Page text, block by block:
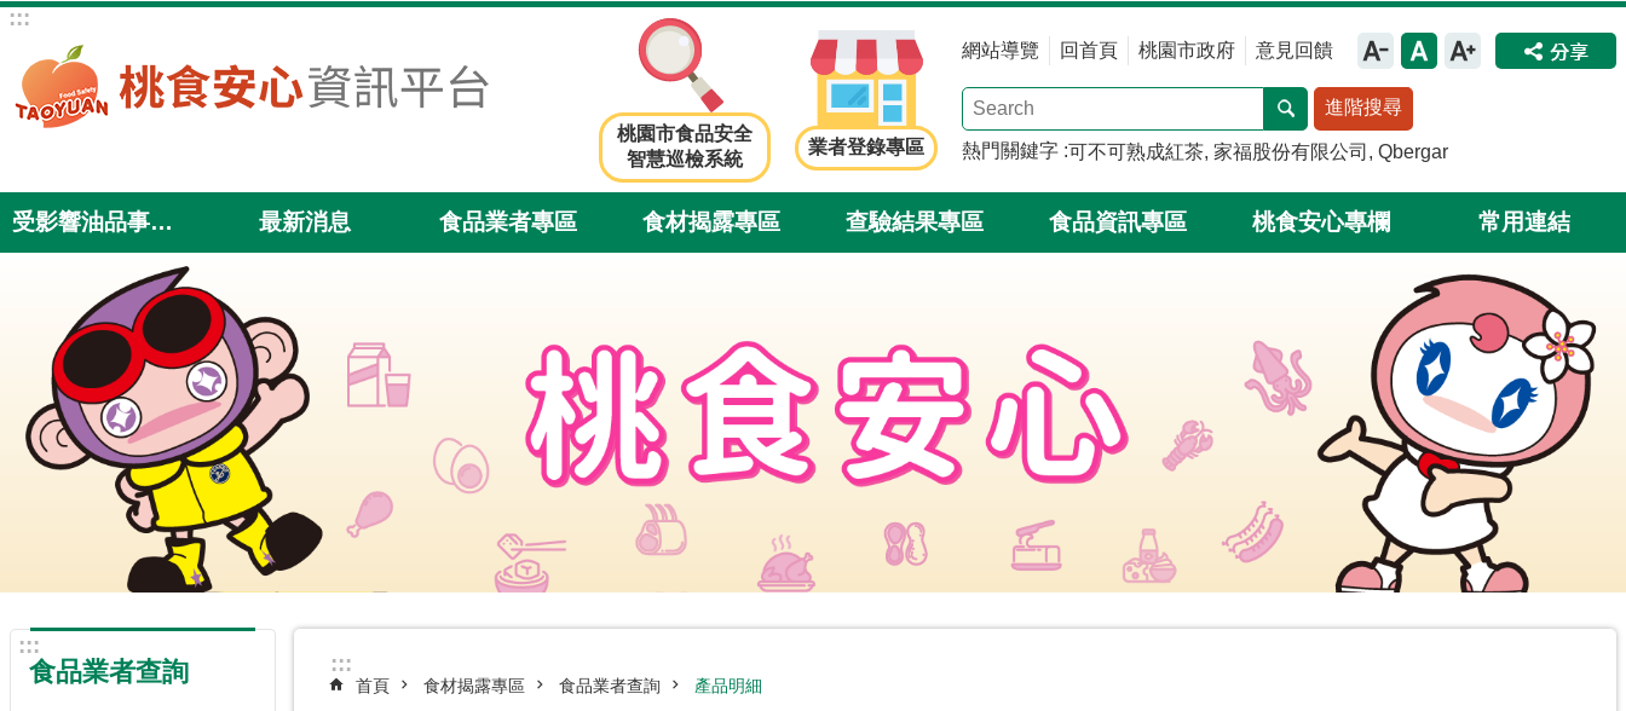
跳到主要內容區塊
:::
桃園市食品安全
智慧巡檢系統
業者登錄專區
網站導覽 回首頁 桃園市政府 意見回饋
進階搜尋
熱門關鍵字 可不可熟成紅茶 家福股份有限公司 Qbergar
受影響油品事件專區 最新消息 食品業者專區 食材揭露專區 查驗結果專區 食品資訊專區 桃食安心專欄 常用連結
:::
食品業者查詢 :::
首頁 食材揭露專區 食品業者查詢 產品明細